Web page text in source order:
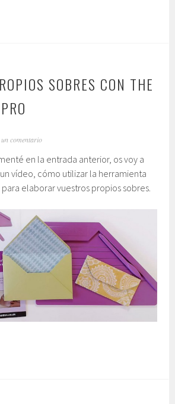
SOBRES CON THE
comentario
en la entrada anterior, os voy a
vídeo, cómo utilizar la herramienta
elaborar vuestros propios sobres.